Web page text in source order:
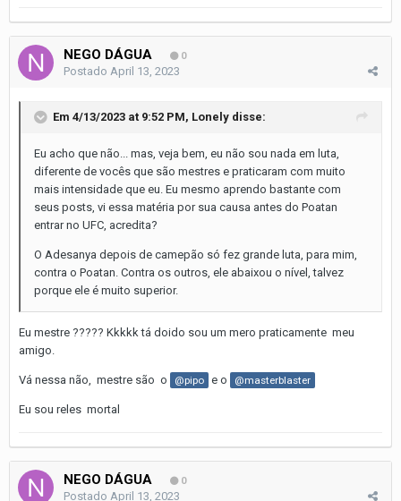
NEGO DÁGUA 0
Postado April 13, 2023
Em 4/13/2023 at 9:52 PM, Lonely disse:
Eu acho que não... mas, veja bem, eu não sou nada em luta,
diferente de vocês que são mestres e praticaram com muito
mais intensidade que eu. Eu mesmo aprendo bastante com
seus posts, vi essa matéria por sua causa antes do Poatan
entrar no UFC, acredita?
O Adesanya depois de camepão só fez grande luta, para mim,
contra o Poatan. Contra os outros, ele abaixou o nível, talvez
porque ele é muito superior.
Eu mestre ????? Kkkkk tá doido sou um mero praticamente meu
amigo.
Vá nessa não, mestre são o @pipo e o @masterblaster
Eu sou reles mortal
NEGO DÁGUA 0
Postado April 13, 2023